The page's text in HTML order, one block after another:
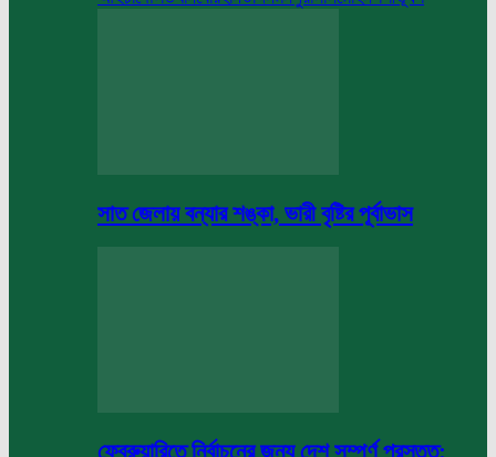
সাত জেলায় বন্যার শঙ্কা, ভারী বৃষ্টির পূর্বাভাস
ফেব্রুয়ারিতে নির্বাচনের জন্য দেশ সম্পূর্ণ প্রস্তুত: